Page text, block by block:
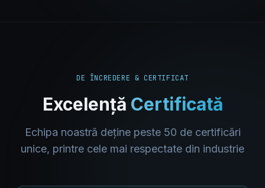
DE ÎNCREDERE & CERTIFICAT
Excelență Certificată
Echipa noastră deține peste 50 de certificări
unice, printre cele mai respectate din industrie